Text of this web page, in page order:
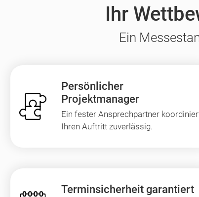
Ihr
Ein
Persönlicher
Projektmanager
Ein fester Ansprechpartner
Ihren Auftritt zuverlässig.
Terminsicherheit garantiert